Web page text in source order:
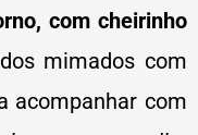
com cheirinho
mimados com
acompanhar com